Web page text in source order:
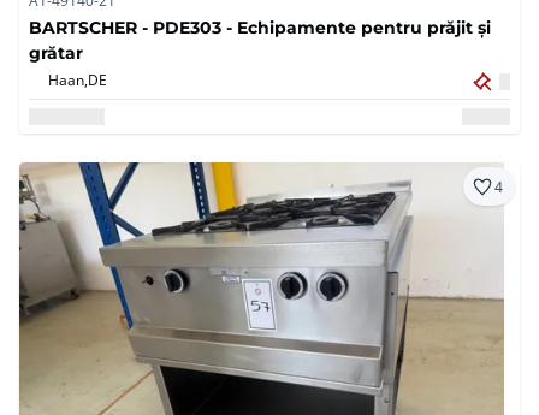
BARTSCHER - PDE303 - Echipamente pentru prăjit și
grătar
Haan,DE
4